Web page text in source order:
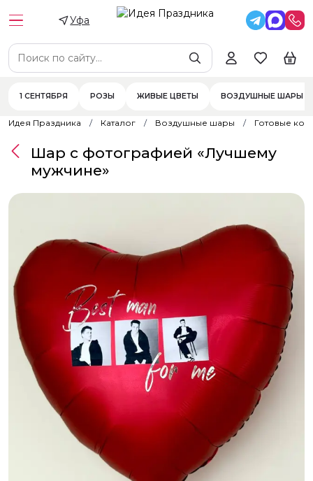
Уфа
1 СЕНТЯБРЯ РОЗЫ ЖИВЫЕ ЦВЕТЫ ВОЗДУШНЫЕ ШАРЫ
Идея Праздника Каталог Воздушные шары Готовые
Шар с фотографией «Лучшему
мужчине»